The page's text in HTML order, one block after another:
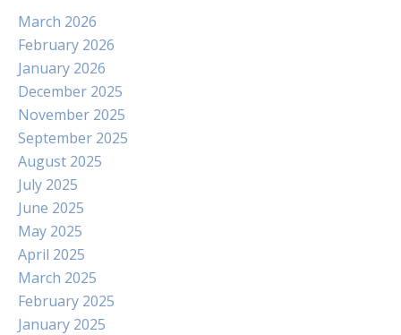
March 2026
February 2026
January 2026
December 2025
November 2025
September 2025
August 2025
July 2025
June 2025
May 2025
April 2025
March 2025
February 2025
January 2025